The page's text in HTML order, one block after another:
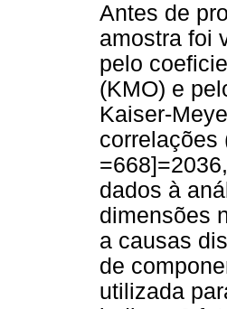
Antes de
amostra foi
pelo
(KMO) e
Kaiser-
correlações
dados à
dimensões
a causas
de
utilizada